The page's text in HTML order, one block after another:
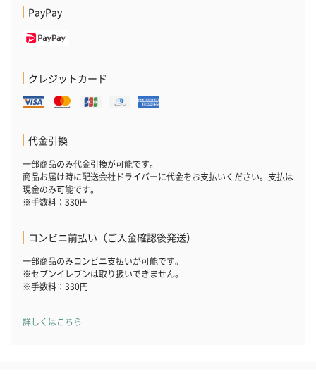
の＋αにおすすめです。
花束ハンドタオル（ピ
ンク）（1,760円）
ルー）（1,760円）
キャンドル・お香
PayPay
クレジットカード
代金引換
一部商品のみ代金引換が可能です。
商品お届け時に配送会社ドライバーに代金をお支払いください。支払は
現金のみ可能です。
※手数料：330円
コンビニ前払い（ご入金確認後発送）
一部商品のみコンビニ支払いが可能です。
※セブンイレブンは取り扱いできません。
※手数料：330円
詳しくはこちら